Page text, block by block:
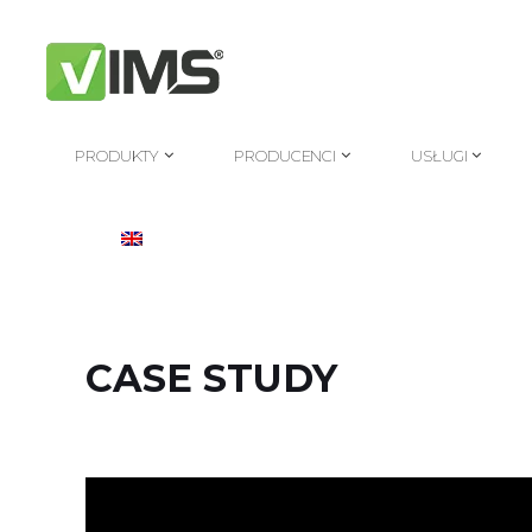
PRODUKTY
PRODUCENCI
USŁUGI
CASE STUDY